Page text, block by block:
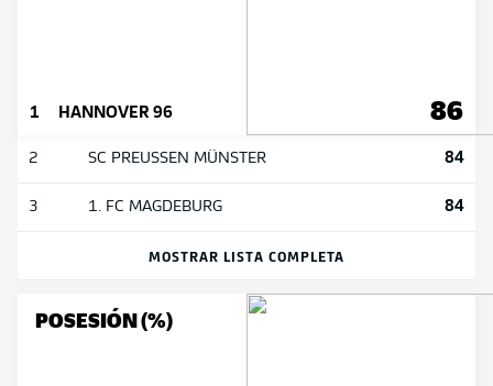
1 HANNOVER 96 86
2 SC PREUSSEN MÜNSTER 84
3 1. FC MAGDEBURG 84
MOSTRAR LISTA COMPLETA
POSESIÓN (%)